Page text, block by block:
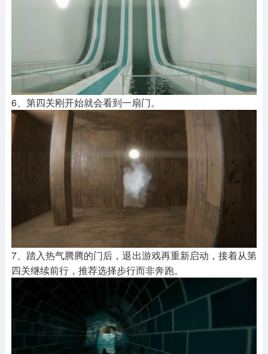
6、第四关刚开始就会看到一扇门。
7、踏入热气腾腾的门后，退出游戏再重新启动，接着从第
四关继续前行，推荐选择步行而非奔跑。